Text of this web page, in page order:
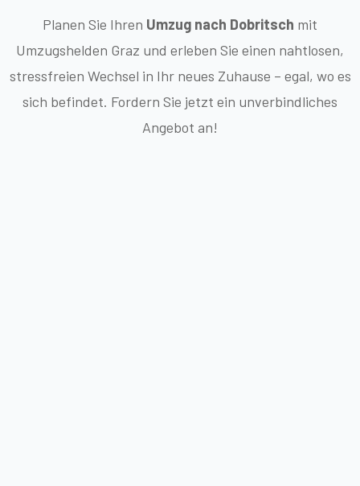
Planen Sie Ihren Umzug nach Dobritsch mit
Umzugshelden Graz und erleben Sie einen nahtlosen,
stressfreien Wechsel in Ihr neues Zuhause – egal, wo es
sich befindet. Fordern Sie jetzt ein unverbindliches
Angebot an!